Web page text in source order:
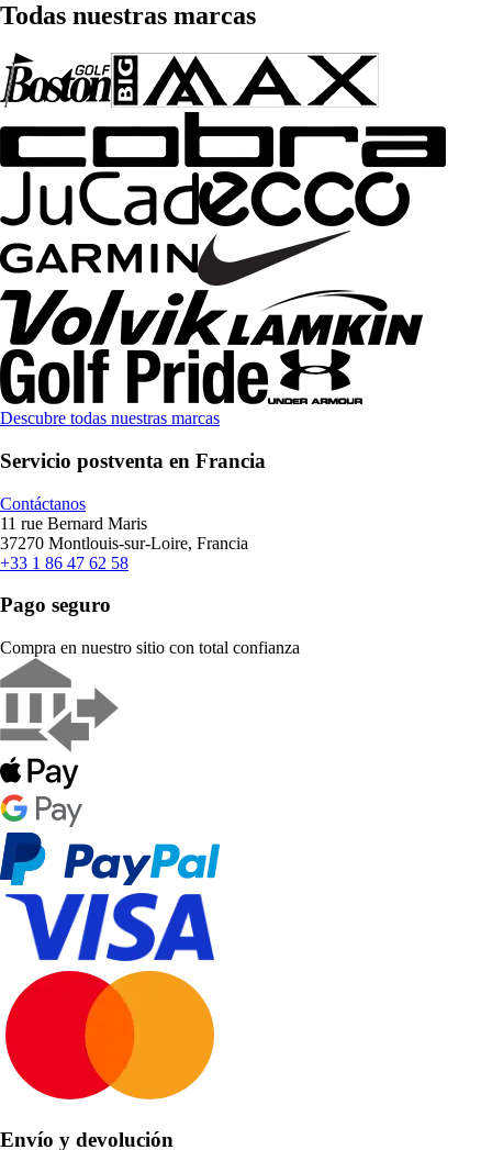
Todas nuestras marcas
Descubre todas nuestras marcas
Servicio postventa en Francia
Contáctanos
11 rue Bernard Maris
37270 Montlouis-sur-Loire, Francia
+33 1 86 47 62 58
Pago seguro
Compra en nuestro sitio con total confianza
Envío y devolución